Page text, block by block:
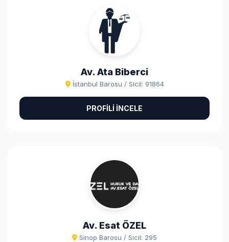
Av. Ata Biberci
İstanbul Barosu / Sicil: 91864
PROFİLİ İNCELE
Av. Esat ÖZEL
Sinop Barosu / Sicil: 295